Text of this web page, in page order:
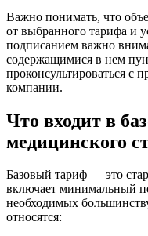
Важно понимать, что
от выбранного тарифа и
подписанием важно
содержащимися в нем
проконсультироваться с
компании.
Что входит в
медицинского
Базовый тариф — это
включает минимальный
необходимых
относятся: